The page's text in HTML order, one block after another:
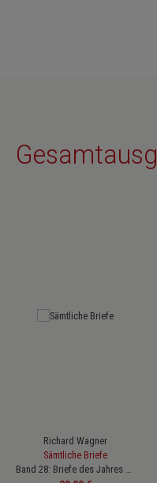
Richard Wagner
Sämtliche Briefe
Band 28: Briefe des Jahres 1876